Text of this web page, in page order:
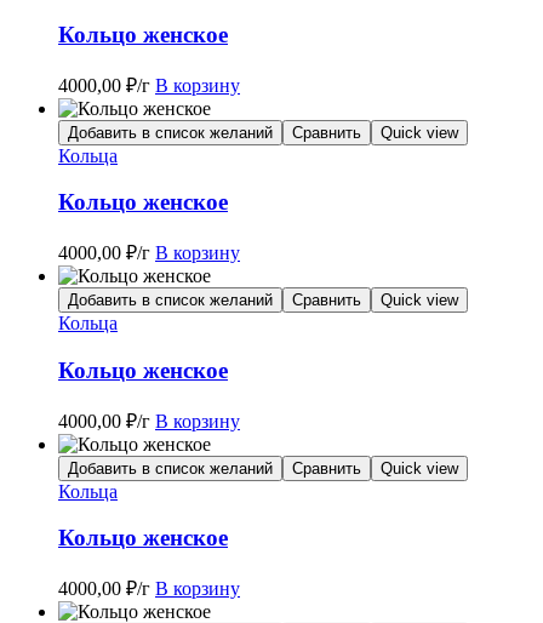
Кольцо женское
4000,00 ₽/г В корзину
Добавить в список желаний Сравнить Quick view
Кольца
Кольцо женское
4000,00 ₽/г В корзину
Добавить в список желаний Сравнить Quick view
Кольца
Кольцо женское
4000,00 ₽/г В корзину
Добавить в список желаний Сравнить Quick view
Кольца
Кольцо женское
4000,00 ₽/г В корзину